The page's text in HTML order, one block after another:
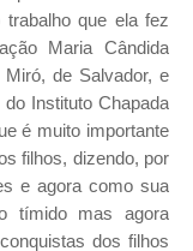
que ela fez
Maria Cândida
de Salvador, e
Instituto Chapada
é muito importante
filhos, dizendo, por
e agora como sua
tímido mas agora
dos filhos